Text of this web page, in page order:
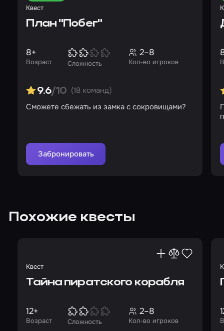
Квест
План "Побег"
Возраст
8+
Сложность Кол-во игроков
2–8
9.6/10 (18 команд)
Сможете сбежать из замка с сокровищами?
Забронировать
Похожие квесты
Квест
Тайна пиратского корабля
Возраст
12+
Сложность Кол-во игроков
2–8